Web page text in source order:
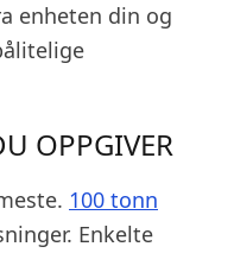
enheten din og
OPPGIVER
100 tonn
Enkelte